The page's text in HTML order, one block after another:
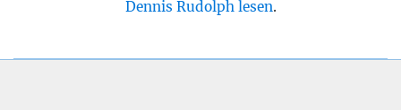
Dennis Rudolph lesen.